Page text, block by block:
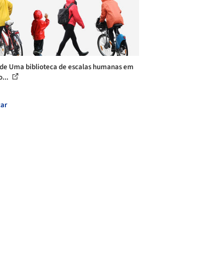
Uma biblioteca de escalas humanas em